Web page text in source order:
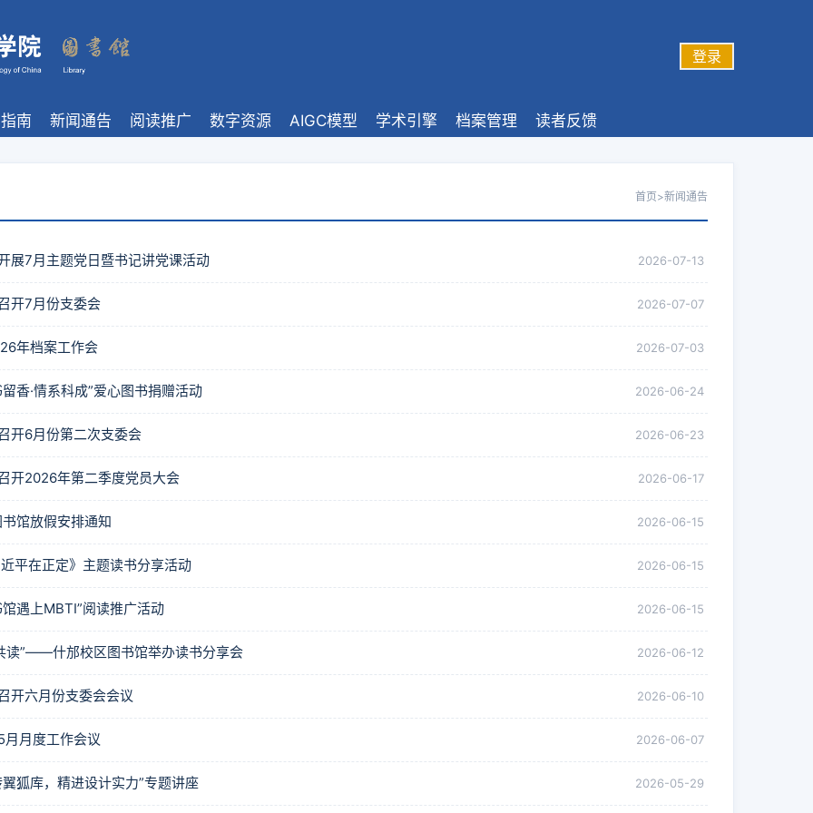
登录
南 新闻通告 阅读推广 数字资源 AIGC模型 学术引擎 档案管理 读者反馈
首页>新闻通告
展7月主题党日暨书记讲党课活动 2026-07-13
开7月份支委会 2026-07-07
年档案工作会 2026-07-03
香·情系科成”爱心图书捐赠活动 2026-06-24
开6月份第二次支委会 2026-06-23
开2026年第二季度党员大会 2026-06-17
馆放假安排通知 2026-06-15
平在正定》主题读书分享活动 2026-06-15
遇上MBTI”阅读推广活动 2026-06-15
读”——什邡校区图书馆举办读书分享会 2026-06-12
开六月份支委会会议 2026-06-10
月度工作会议 2026-06-07
狐库，精进设计实力”专题讲座 2026-05-29